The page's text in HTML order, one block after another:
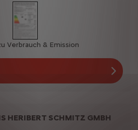
Verbrauch & Emission
HERIBERT SCHMITZ GMBH